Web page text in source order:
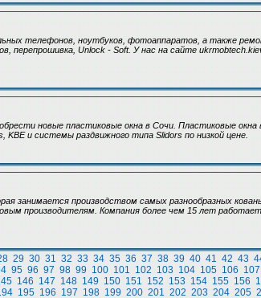
телефонов, ноутбуков, фотоаппаратов, а также
перепрошивка, Unlock - Soft. У нас на сайте
новые пластиковые окна в Сочи. Пластиковые окна
и системы раздвижного типа Slidors по низкой цене.
занимается производством самых разнообразных
производителям. Компания более чем 15 лет
29 30 31 32 33 34 35 36 37 38 39 40 41 42 43
95 96 97 98 99 100 101 102 103 104 105 106 107
146 147 148 149 150 151 152 153 154 155 156
195 196 197 198 199 200 201 202 203 204 205